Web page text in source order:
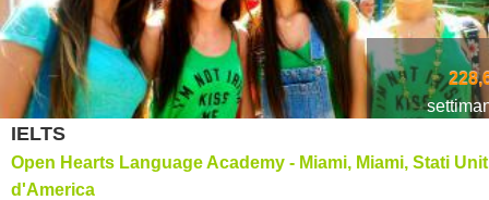
IELTS
Open Hearts Language Academy - Miami, Miami, Stati
d'America